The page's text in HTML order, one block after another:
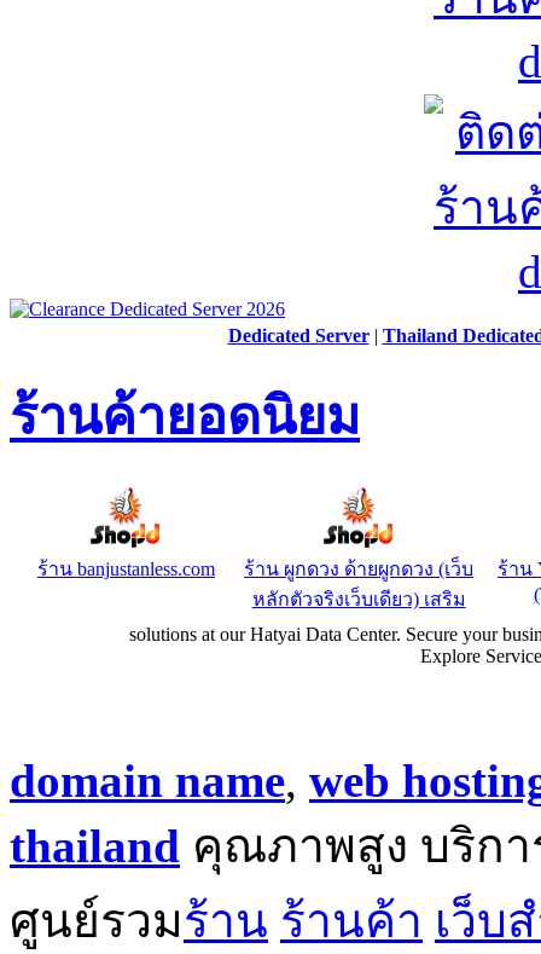
Dedicated Server| Thailand
ร้านค้ายอดนิยม
ร้าน banjustanless.com
ร้าน ผูกดวง ด้ายผูกดวง (เว็บ
หลักตัวจริงเว็บเดียว) เสริม
ร้าน
solutions at our Hatyai Data Center. Secure your
Explore
domain name, web
thailand คุณภาพสูง บริกา
ศูนย์รวมร้าน ร้านค้า เว็บ